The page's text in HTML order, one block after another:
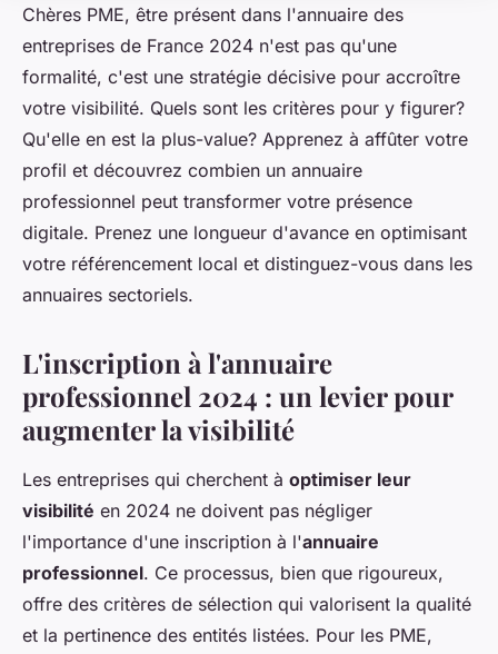
Chères PME, être présent dans l'annuaire des
entreprises de France 2024 n'est pas qu'une
formalité, c'est une stratégie décisive pour accroître
votre visibilité. Quels sont les critères pour y figurer?
Qu'elle en est la plus-value? Apprenez à affûter votre
profil et découvrez combien un annuaire
professionnel peut transformer votre présence
digitale. Prenez une longueur d'avance en optimisant
votre référencement local et distinguez-vous dans les
annuaires sectoriels.
L'inscription à l'annuaire
professionnel 2024 : un levier pour
augmenter la visibilité
Les entreprises qui cherchent à optimiser leur
visibilité en 2024 ne doivent pas négliger
l'importance d'une inscription à l'annuaire
professionnel. Ce processus, bien que rigoureux,
offre des critères de sélection qui valorisent la qualité
et la pertinence des entités listées. Pour les PME,